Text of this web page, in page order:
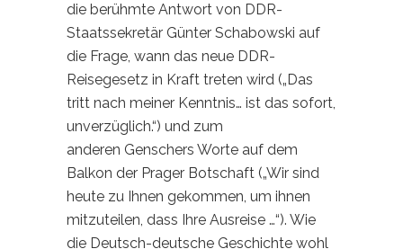
die berühmte Antwort von DDR-
Staatssekretär Günter Schabowski auf
die Frage, wann das neue DDR-
Reisegesetz in Kraft treten wird („Das
tritt nach meiner Kenntnis… ist das sofort,
unverzüglich.“) und zum
anderen Genschers Worte auf dem
Balkon der Prager Botschaft („Wir sind
heute zu Ihnen gekommen, um ihnen
mitzuteilen, dass Ihre Ausreise …“). Wie
die Deutsch-deutsche Geschichte wohl